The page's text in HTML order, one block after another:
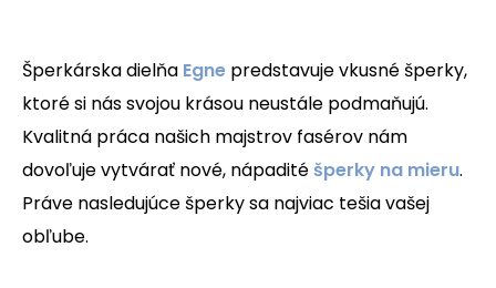
Šperkárska dielňa Egne predstavuje vkusné šperky,
ktoré si nás svojou krásou neustále podmaňujú.
Kvalitná práca našich majstrov fasérov nám
dovoľuje vytvárať nové, nápaditéšperky na mieru.
Práve nasledujúce šperky sa najviac tešia vašej
obľube.